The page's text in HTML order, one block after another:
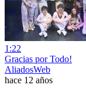
1:22
Gracias por Todo!
AliadosWeb
hace 12 años